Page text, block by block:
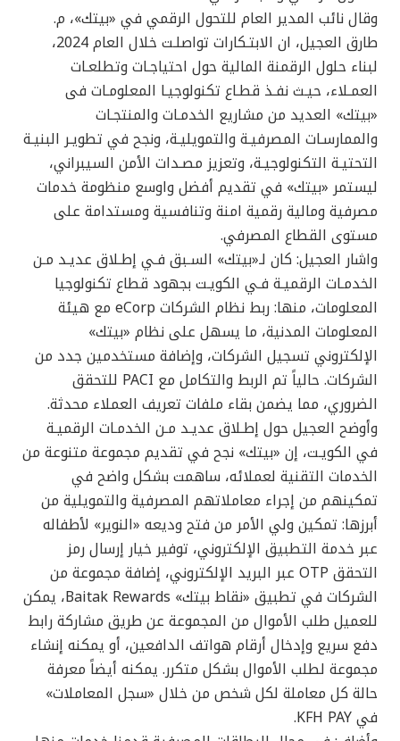
وقال نائب المدير العام للتحول الرقمي في «بيتك»، م.
طارق العجيل، ان الابتـكارات تواصلـت خلال العام 2024،
لبناء حلول الرقمنة المالية حول احتياجـات وتطلعـات
العمـلاء، حيـث نفـذ قطـاع تكنولوجيـا المعلومـات فى
«بيتك» العديد من مشاريع الخدمـات والمنتجـات
والممارسـات المصرفيـة والتمويليـة، ونجح في تطويـر البنيـة
التحتيـة التكنولوجيـة، وتعزيز مصـدات الأمن السيبراني،
ليستمر «بيتك» في تقديم أفضل واوسع منظومة خدمات
مصرفية ومالية رقمية امنة وتنافسية ومستدامة على
مستوى القطاع المصرفي.
واشار العجيل: كان لـ«بيتك» السـبق فـي إطـلاق عديـد مـن
الخدمـات الرقميـة فـي الكويـت بجهود قطاع تكنولوجيا
المعلومات، منها: ربط نظام الشركات eCorp مع هيئة
المعلومات المدنية، ما يسهل على نظام «بيتك»
الإلكتروني تسجيل الشركات، وإضافة مستخدمين جدد من
الشركات. حالياً تم الربط والتكامل مع PACI للتحقق
الضروري، مما يضمن بقاء ملفات تعريف العملاء محدثة.
وأوضح العجيل حول إطـلاق عديـد مـن الخدمـات الرقميـة
في الكويـت، إن «بيتك» نجح في تقديم مجموعة متنوعة من
الخدمات التقنية لعملائه، ساهمت بشكل واضح في
تمكينهم من إجراء معاملاتهم المصرفية والتمويلية من
أبرزها: تمكين ولي الأمر من فتح وديعه «النوير» لأطفاله
عبر خدمة التطبيق الإلكتروني، توفير خيار إرسال رمز
التحقق OTP عبر البريد الإلكتروني، إضافة مجموعة من
الشركات في تطبيق «نقاط بيتك» Baitak Rewards، يمكن
للعميل طلب الأموال من المجموعة عن طريق مشاركة رابط
دفع سريع وإدخال أرقام هواتف الدافعين، أو يمكنه إنشاء
مجموعة لطلب الأموال بشكل متكرر. يمكنه أيضاً معرفة
حالة كل معاملة لكل شخص من خلال «سجل المعاملات»
في KFH PAY.